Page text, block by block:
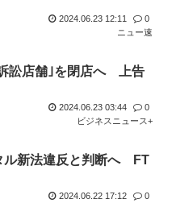
2024.06.23 12:11
0
ニュー速
訟店舗｣を閉店へ 上告
2024.06.23 03:44
0
ビジネスニュース+
ル新法違反と判断へ FT
2024.06.22 17:12
0